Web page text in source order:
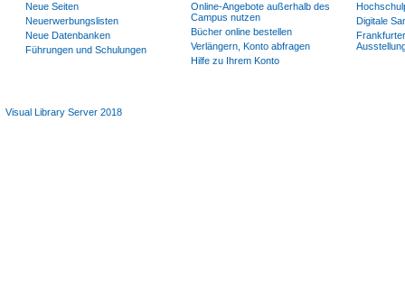
Neue Seiten
Neuerwerbungslisten
Neue Datenbanken
Führungen und Schulungen
Online-Angebote außerhalb des
Campus nutzen
Bücher online bestellen
Verlängern, Konto abfragen
Hilfe zu Ihrem Konto
Digitale
Visual Library Server 2018